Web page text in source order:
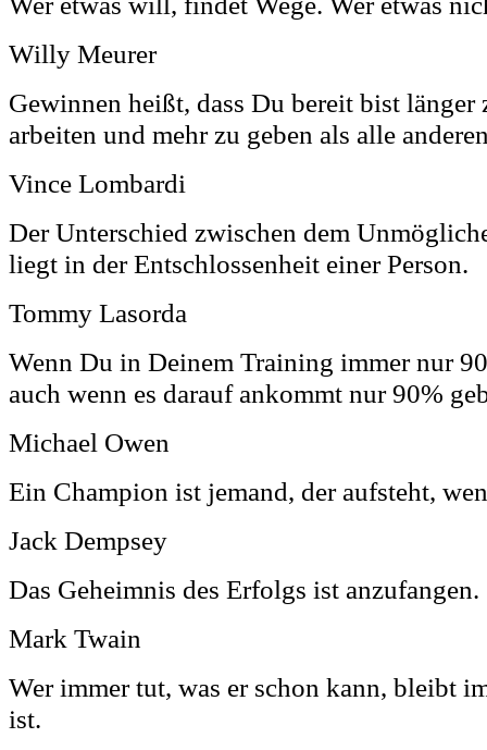
Willy Meurer
Gewinnen heißt, dass Du bereit bist länger
arbeiten und mehr zu geben als alle
Vince Lombardi
Der Unterschied zwischen dem
liegt in der Entschlossenheit einer Person.
Tommy Lasorda
Wenn Du in Deinem Training immer nur
auch wenn es darauf ankommt nur 90%
Michael Owen
Ein Champion ist jemand, der aufsteht,
Jack Dempsey
Das Geheimnis des Erfolgs ist anzufangen.
Mark Twain
Wer immer tut, was er schon kann, bleibt
ist.